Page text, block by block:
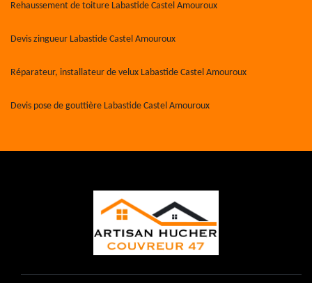
Rehaussement de toiture Labastide Castel Amouroux
Devis zingueur Labastide Castel Amouroux
Réparateur, installateur de velux Labastide Castel Amouroux
Devis pose de gouttière Labastide Castel Amouroux